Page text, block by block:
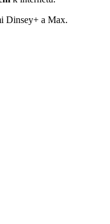
Dinsey+ a Max.